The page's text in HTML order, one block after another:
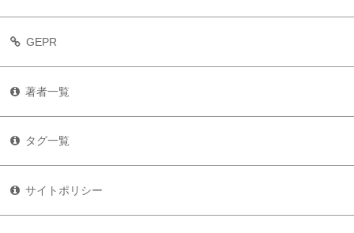
GEPR
著者一覧
タグ一覧
サイトポリシー